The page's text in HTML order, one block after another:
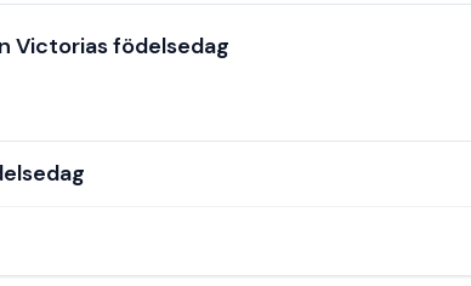
Victorias födelsedag